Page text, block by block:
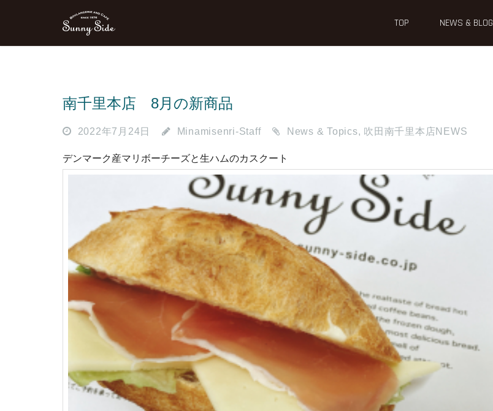
TOP NEWS & BLOG
南千里本店 8月の新商品
2022年7月24日 Minamisenri-Staff News & Topics, 吹田南千里本店NEWS
デンマーク産マリボーチーズと生ハムのカスクート